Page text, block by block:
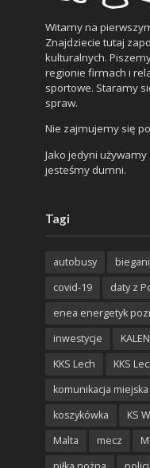
Witamy na
Znajdziecie tutaj
kulturalnych.
regionie firmach i
sportowe. Staramy
spraw.
Nie zajmujemy się
Jako jedyni
jesteśmy dumni.
Tagi
autobusy
covid-19
daty z
enea energetyk
inwestycje
KKS Lech
KKS
komunikacja miejska
koszykówka
KS
Malta
mecz